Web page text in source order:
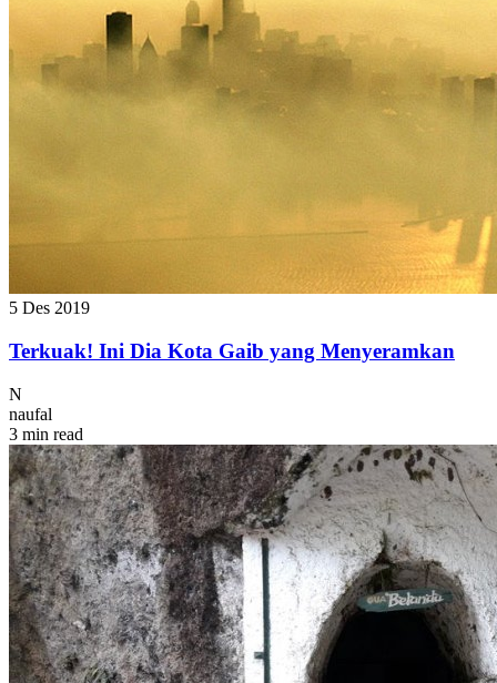
5 Des 2019
Terkuak! Ini Dia Kota Gaib yang Menyeramkan
N
naufal
3 min read